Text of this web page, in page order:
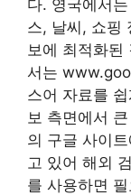
다. 영국에서
스, 날씨, 쇼핑
보에 최적화된
서는
스어 자료를
보 측면에서
의 구글 사이
고 있어 해외
를 사용하면